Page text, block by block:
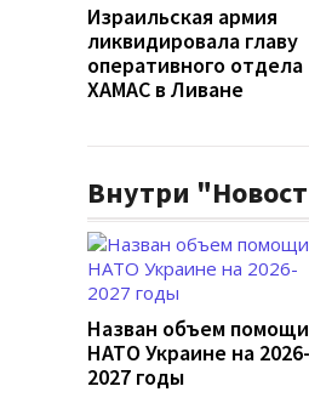
Израильская армия
ликвидировала главу
оперативного отдела
ХАМАС в Ливане
Внутри
Назван объем помощи
НАТО Украине на 2026-
2027 годы